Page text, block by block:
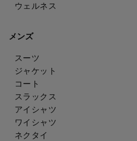
ウェルネス
メンズ
スーツ
ジャケット
コート
スラックス
アイシャツ
ワイシャツ
ネクタイ